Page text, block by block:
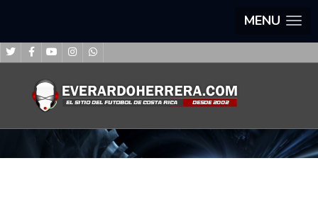
MENU